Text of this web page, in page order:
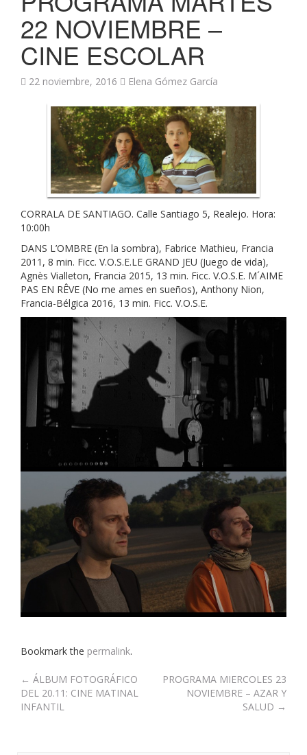
22 NOVIEMBRE –
CINE ESCOLAR
22 noviembre, 2016 Elena Gómez García
CORRALA DE SANTIAGO. Calle Santiago 5, Realejo. Hora:
10:00h
DANS L’OMBRE (En la sombra), Fabrice Mathieu, Francia
2011, 8 min. Ficc. V.O.S.E.LE GRAND JEU (Juego de vida),
Agnès Vialleton, Francia 2015, 13 min. Ficc. V.O.S.E. M´AIME
PAS EN RÊVE (No me ames en sueños), Anthony Nion,
Francia-Bélgica 2016, 13 min. Ficc. V.O.S.E.
Bookmark the permalink.
Post
navigation
← ÁLBUM FOTOGRÁFICO
DEL 20.11: CINE MATINAL
INFANTIL
PROGRAMA MIERCOLES 23
NOVIEMBRE – AZAR Y
SALUD →